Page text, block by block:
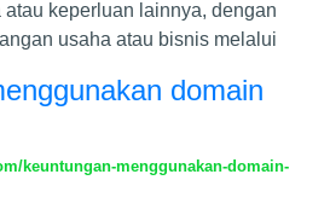
keperluan lainnya, dengan
usaha atau bisnis melalui
domain
keuntungan-menggunakan-domain-